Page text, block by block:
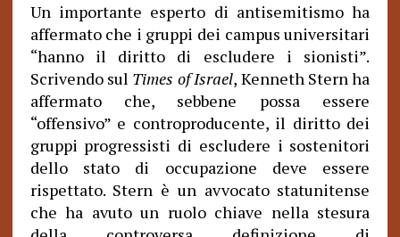
Un importante esperto di antisemitismo ha
affermato che i gruppi dei campus universitari
“hanno il diritto di escludere i sionisti”.
Scrivendo sul Times of Israel, Kenneth Stern ha
affermato che, sebbene possa essere
“offensivo” e controproducente, il diritto dei
gruppi progressisti di escludere i sostenitori
dello stato di occupazione deve essere
rispettato. Stern è un avvocato statunitense
che ha avuto un ruolo chiave nella stesura